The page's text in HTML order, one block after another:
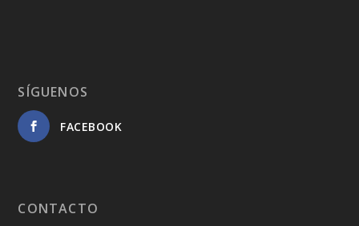
SÍGUENOS
FACEBOOK
CONTACTO